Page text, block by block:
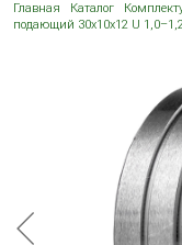
Главная Каталог
подающий 30х10х12 U